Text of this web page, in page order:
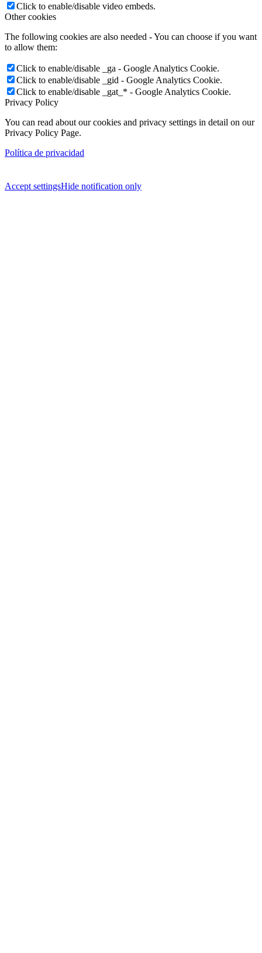
Click to enable/disable video embeds.
Other cookies
The following cookies are also needed - You can choose if you want
to allow them:
Click to enable/disable _ga - Google Analytics Cookie.
Click to enable/disable _gid - Google Analytics Cookie.
Click to enable/disable _gat_* - Google Analytics Cookie.
Privacy Policy
You can read about our cookies and privacy settings in detail on our
Privacy Policy Page.
Política de privacidad
Accept settingsHide notification only